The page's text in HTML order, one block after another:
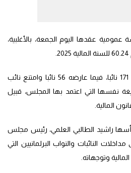
عقدها اليوم الجمعة، بالأغلبية،
وحظي مشروع القانون بتأييد 171 نائبا، فيما عارضه 56 نائبا وامتنع نائب
نفسها التي اعتمد بها المجلس، قبيل
المالية.
راشيد الطالبي العلمي، رئيس مجلس
النائبات والنواب البرلمانيين التي
وتوجهاته.